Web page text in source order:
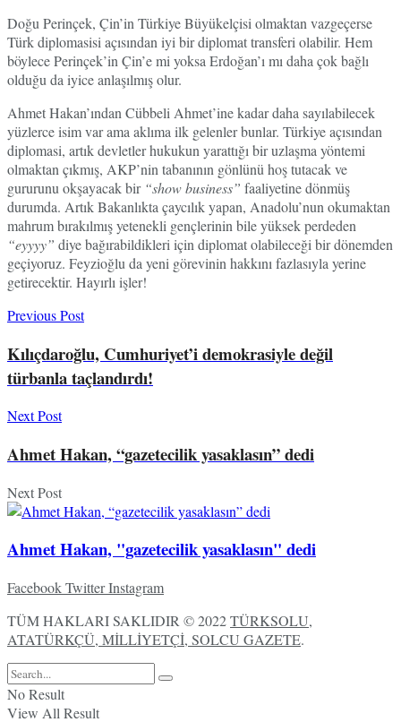
Doğu Perinçek, Çin’in Türkiye Büyükelçisi olmaktan vazgeçerse
Türk diplomasisi açısından iyi bir diplomat transferi olabilir. Hem
böylece Perinçek’in Çin’e mi yoksa Erdoğan’ı mı daha çok bağlı
olduğu da iyice anlaşılmış olur.
Ahmet Hakan’ından Cübbeli Ahmet’ine kadar daha sayılabilecek
yüzlerce isim var ama aklıma ilk gelenler bunlar. Türkiye açısından
diplomasi, artık devletler hukukun yarattığı bir uzlaşma yöntemi
olmaktan çıkmış, AKP’nin tabanının gönlünü hoş tutacak ve
gururunu okşayacak bir “show business” faaliyetine dönmüş
durumda. Artık Bakanlıkta çaycılık yapan, Anadolu’nun okumaktan
mahrum bırakılmış yetenekli gençlerinin bile yüksek perdeden
“eyyyy” diye bağırabildikleri için diplomat olabileceği bir dönemden
geçiyoruz. Feyzioğlu da yeni görevinin hakkını fazlasıyla yerine
getirecektir. Hayırlı işler!
Previous Post
Kılıçdaroğlu, Cumhuriyet’i demokrasiyle değil
türbanla taçlandırdı!
Next Post
Ahmet Hakan, “gazetecilik yasaklasın” dedi
Next Post
Ahmet Hakan, "gazetecilik yasaklasın" dedi
FacebookTwitterInstagram
TÜM HAKLARI SAKLIDIR © 2022TÜRKSOLU,
ATATÜRKÇÜ, MİLLİYETÇİ, SOLCU GAZETE.
No Result
View All Result